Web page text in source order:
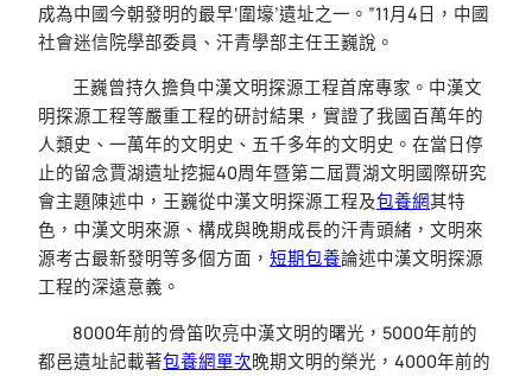
成為中國今朝發明的最早‘圍壕’遺址之一。”11月4日，中國
社會迷信院學部委員、汗青學部主任王巍說。
王巍曾持久擔負中漢文明探源工程首席專家。中漢文
明探源工程等嚴重工程的研討結果，實證了我國百萬年的
人類史、一萬年的文明史、五千多年的文明史。在當日停
止的留念賈湖遺址挖掘40周年暨第二屆賈湖文明國際研究
會主題陳述中，王巍從中漢文明探源工程及包養網其特
色，中漢文明來源、構成與晚期成長的汗青頭緒，文明來
源考古最新發明等多個方面， 短期包養論述中漢文明探源
工程的深遠意義。
8000年前的骨笛吹亮中漢文明的曙光，5000年前的
都邑遺址記載著包養網單次晚期文明的榮光，4000年前的